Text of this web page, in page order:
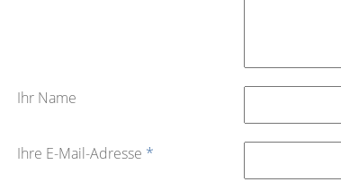
Ihr Name
Ihre E-Mail-Adresse *